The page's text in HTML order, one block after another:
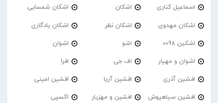
اسماعیل کناری اشکان اشکان شمسایی
اشکان مهدوی اشکان نظر اشکان یادگاری
اشکین 0098 اشو اشوان
اشوان و مهیار اف جی افرا
افشین آذری افشین آریا افشین امینی
افشین سیاهپوش افشین و مهزیار اکسپی